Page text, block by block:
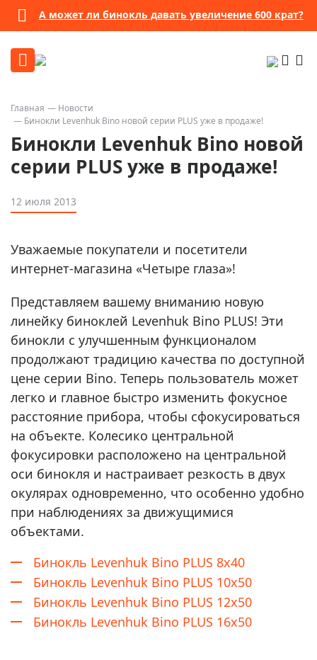
А может ли бинокль давать увеличение 600 крат?
Главная
Новости
Бинокли Levenhuk Bino новой серии PLUS уже в продаже!
Бинокли Levenhuk Bino новой
серии PLUS уже в продаже!
12 июля 2013
Уважаемые покупатели и посетители
интернет-магазина «Четыре глаза»!
Представляем вашему вниманию новую
линейку биноклей Levenhuk Bino PLUS! Эти
бинокли с улучшенным функционалом
продолжают традицию качества по доступной
цене серии Bino. Теперь пользователь может
легко и главное быстро изменить фокусное
расстояние прибора, чтобы сфокусироваться
на объекте. Колесико центральной
фокусировки расположено на центральной
оси бинокля и настраивает резкость в двух
окулярах одновременно, что особенно удобно
при наблюдениях за движущимися
объектами.
Бинокль Levenhuk Bino PLUS 8x40
Бинокль Levenhuk Bino PLUS 10x50
Бинокль Levenhuk Bino PLUS 12x50
Бинокль Levenhuk Bino PLUS 16x50